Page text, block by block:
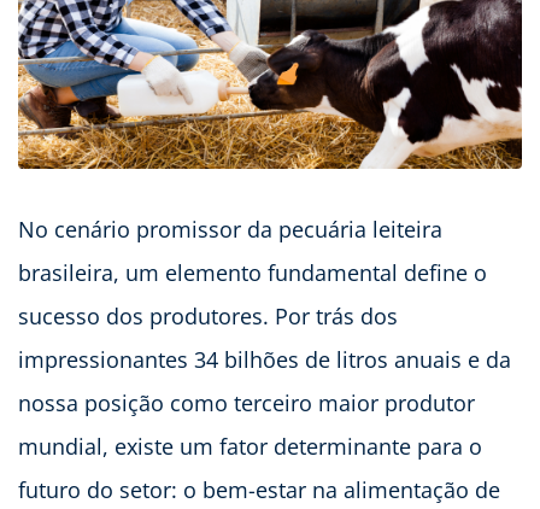
No cenário promissor da pecuária leiteira
brasileira, um elemento fundamental define o
sucesso dos produtores. Por trás dos
impressionantes 34 bilhões de litros anuais e da
nossa posição como terceiro maior produtor
mundial, existe um fator determinante para o
futuro do setor: o bem-estar na alimentação de